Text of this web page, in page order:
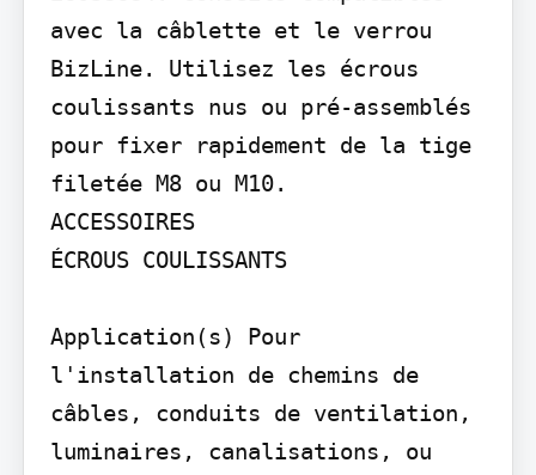
avec la câblette et le verrou
BizLine. Utilisez les écrous
coulissants nus ou pré-assemblés
pour fixer rapidement de la tige
filetée M8 ou M10.
ACCESSOIRES
ÉCROUS COULISSANTS
Application(s) Pour
l'installation de chemins de
câbles, conduits de ventilation,
luminaires, canalisations, ou